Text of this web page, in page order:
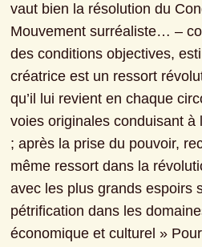
vaut bien la résolution du
Mouvement surréaliste… –
des conditions objectives,
créatrice est un ressort
qu’il lui revient en chaque
voies originales conduisant à
; après la prise du pouvoir,
même ressort dans la
avec les plus grands espoirs
pétrification dans les
économique et culturel »